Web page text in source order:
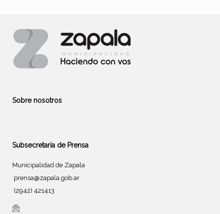
Sobre nosotros
Subsecretaría de Prensa
Municipalidad de Zapala
prensa@zapala.gob.ar
(2942) 421413